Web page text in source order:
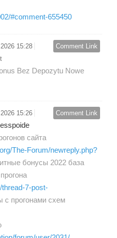
#comment-655450
Comment Link
15:28
Bez Depozytu Nowe
Comment Link
15:26
сайта
The-Forum/newreply.php?
бонусы 2022 база
7-post-
с прогонами схем